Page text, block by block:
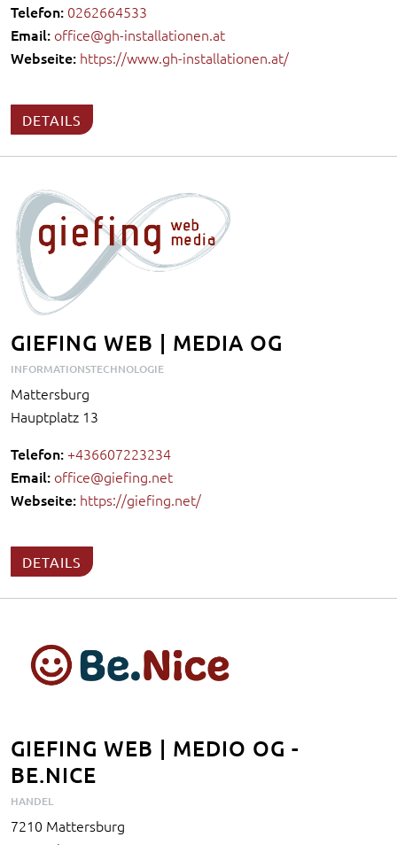
Telefon: 0262664533
Email: office@gh-installationen.at
Webseite: https://www.gh-installationen.at/
DETAILS
GIEFING WEB | MEDIA OG
INFORMATIONSTECHNOLOGIE
Mattersburg
Hauptplatz 13
Telefon:+436607223234
Email: office@giefing.net
Webseite: https://giefing.net/
DETAILS
GIEFING WEB | MEDIO OG -
BE.NICE
HANDEL
7210 Mattersburg